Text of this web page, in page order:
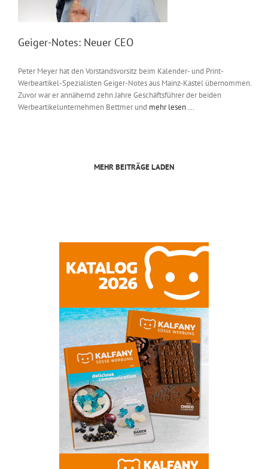
Geiger-Notes: Neuer CEO
Peter Meyer hat den Vorstandsvorsitz beim Kalender- und Print-
Werbeartikel-Spezialisten Geiger-Notes aus Mainz-Kastel übernommen.
Zuvor war er annähernd zehn Jahre Geschäftsführer der beiden
Werbeartikelunternehmen Bettmer und mehr lesen ...
MEHR BEITRÄGE LADEN